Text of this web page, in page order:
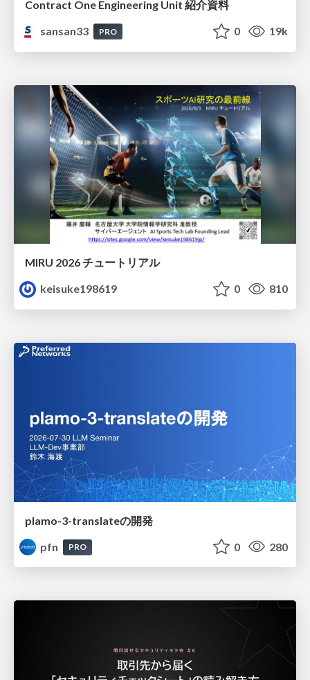
Contract One Engineering Unit 紹介資料
sansan33
PRO 0 19k
MIRU 2026 チュートリアル
keisuke198619
0 810
plamo-3-translateの開発
pfn
PRO 0 280